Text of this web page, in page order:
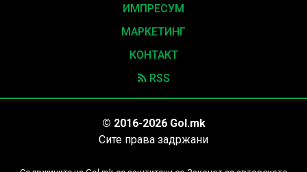
ИМПРЕСУМ
МАРКЕТИНГ
КОНТАКТ
RSS
© 2016-2026 Gol.mk
Сите права задржани